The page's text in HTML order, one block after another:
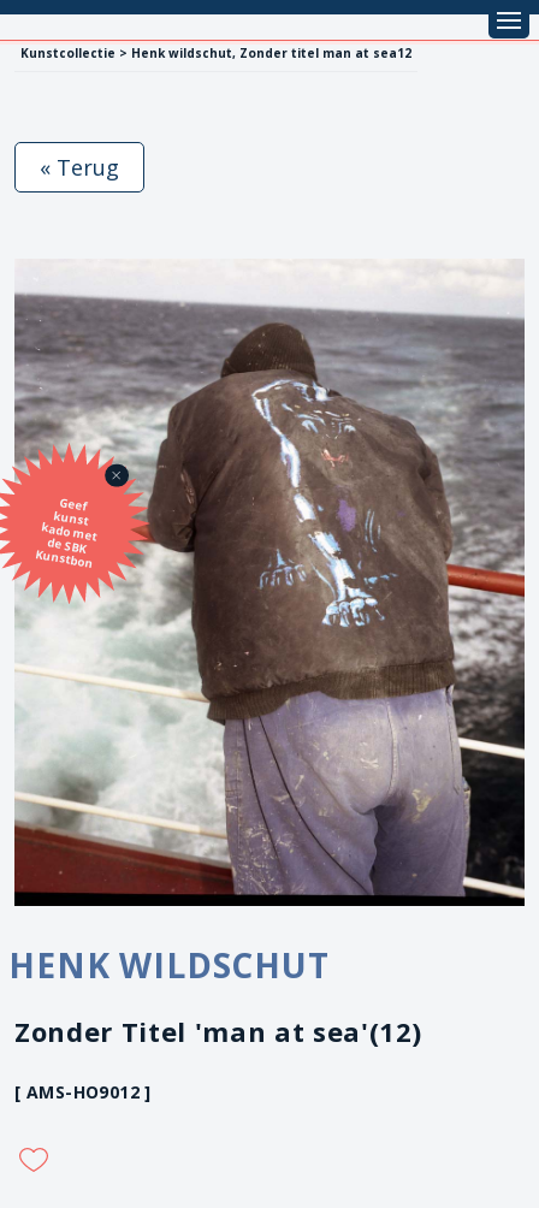
Kunstcollectie > Henk wildschut, Zonder titel man at sea12
Geef
kunst
kado met
de SBK
Kunstbon
« Terug
HENK WILDSCHUT
Zonder Titel 'man at sea'(12)
[ AMS-HO9012 ]